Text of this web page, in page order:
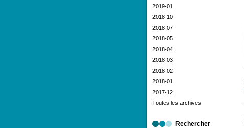
2019-01
2018-10
2018-07
2018-05
2018-04
2018-03
2018-02
2018-01
2017-12
Toutes les archives
Rechercher